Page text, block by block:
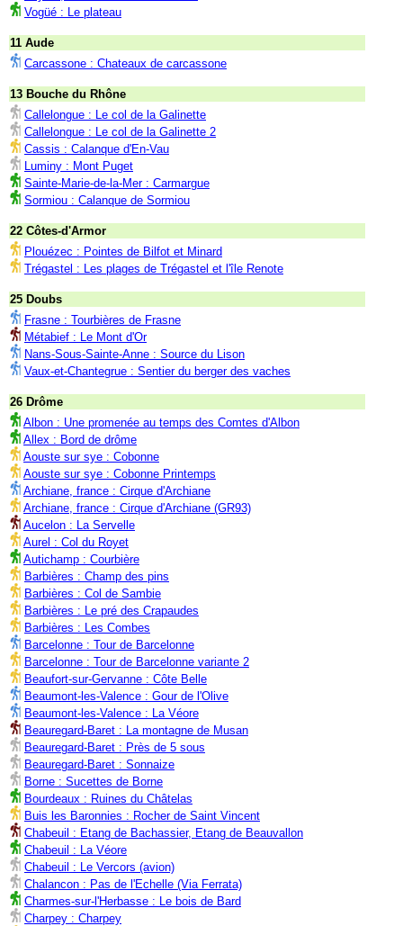
Vogüé : Le plateau
11 Aude
Carcassone : Chateaux de carcassone
13 Bouche du Rhône
Callelongue : Le col de la Galinette
Callelongue : Le col de la Galinette 2
Cassis : Calanque d'En-Vau
Luminy : Mont Puget
Sainte-Marie-de-la-Mer : Carmargue
Sormiou : Calanque de Sormiou
22 Côtes-d'Armor
Plouézec : Pointes de Bilfot et Minard
Trégastel : Les plages de Trégastel et l'île Renote
25 Doubs
Frasne : Tourbières de Frasne
Métabief : Le Mont d'Or
Nans-Sous-Sainte-Anne : Source du Lison
Vaux-et-Chantegrue : Sentier du berger des vaches
26 Drôme
Albon : Une promenée au temps des Comtes d'Albon
Allex : Bord de drôme
Aouste sur sye : Cobonne
Aouste sur sye : Cobonne Printemps
Archiane, france : Cirque d'Archiane
Archiane, france : Cirque d'Archiane (GR93)
Aucelon : La Servelle
Aurel : Col du Royet
Autichamp : Courbière
Barbières : Champ des pins
Barbières : Col de Sambie
Barbières : Le pré des Crapaudes
Barbières : Les Combes
Barcelonne : Tour de Barcelonne
Barcelonne : Tour de Barcelonne variante 2
Beaufort-sur-Gervanne : Côte Belle
Beaumont-les-Valence : Gour de l'Olive
Beaumont-les-Valence : La Véore
Beauregard-Baret : La montagne de Musan
Beauregard-Baret : Près de 5 sous
Beauregard-Baret : Sonnaize
Borne : Sucettes de Borne
Bourdeaux : Ruines du Châtelas
Buis les Baronnies : Rocher de Saint Vincent
Chabeuil : Etang de Bachassier, Etang de Beauvallon
Chabeuil : La Véore
Chabeuil : Le Vercors (avion)
Chalancon : Pas de l'Echelle (Via Ferrata)
Charmes-sur-l'Herbasse : Le bois de Bard
Charpey : Charpey